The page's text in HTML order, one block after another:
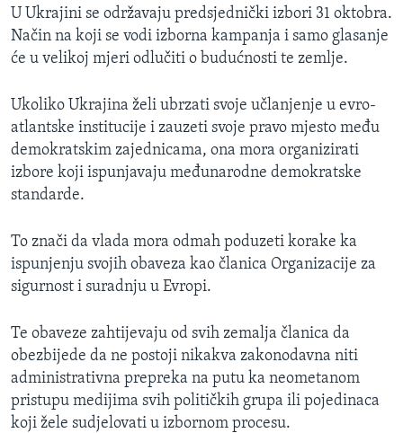
pretraguBOSNA I HERCEGOVINA
SPECIJALNI PROJEKTI
KORUPCIJA
ŽENSKA STRANA
IZBJEGLIČKA STRANA
MAGAZIN
Learning English
Jezici
U Ukrajini se održavaju predsjednički izbori 31 oktobra.
Način na koji se vodi izborna kampanja i samo glasanje
će u velikoj mjeri odlučiti o budućnosti te zemlje.
Ukoliko Ukrajina želi ubrzati svoje učlanjenje u evro-
atlantske institucije i zauzeti svoje pravo mjesto među
demokratskim zajednicama, ona mora organizirati
izbore koji ispunjavaju međunarodne demokratske
standarde.
To znači da vlada mora odmah poduzeti korake ka
ispunjenju svojih obaveza kao članica Organizacije za
sigurnost i suradnju u Evropi.
Te obaveze zahtijevaju od svih zemalja članica da
obezbijede da ne postoji nikakva zakonodavna niti
administrativna prepreka na putu ka neometanom
pristupu medijima svih političkih grupa ili pojedinaca
koji žele sudjelovati u izbornom procesu.